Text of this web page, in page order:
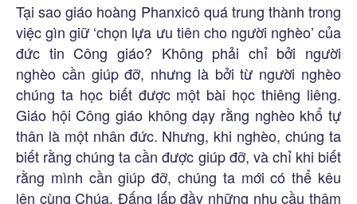
Tại sao giáo hoàng Phanxicô quá trung thành trong
việc gìn giữ ‘chọn lựa ưu tiên cho người nghèo’ của
đức tin Công giáo? Không phải chỉ bởi người
nghèo cần giúp đỡ, nhưng là bởi từ người nghèo
chúng ta học biết được một bài học thiêng liêng.
Giáo hội Công giáo không dạy rằng nghèo khổ tự
thân là một nhân đức. Nhưng, khi nghèo, chúng ta
biết rằng chúng ta cần được giúp đỡ, và chỉ khi biết
rằng mình cần giúp đỡ, chúng ta mới có thể kêu
lên cùng Chúa, Đấng lấp đầy những nhu cầu thâm